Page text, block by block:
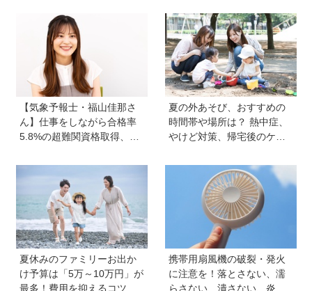
「退職しよう」と決意する
受験の反動からゲーム依存
症に。成績急降下から“いい
大学に入る”までの道のり
【慶應生よしださん｜前
編】
【気象予報士・福山佳那さ
ん】仕事をしながら合格率
5.8%の超難関資格取得、さ
できる場所」をつくってく
れた両親のもとで挑戦し続
ける心が育った
夏の外あそび、おすすめの
時間帯や場所は？ 熱中症、
やけど対策、帰宅後のケア
修】
夏休みのファミリーお出か
け予算は「5万～10万円」が
最多！費用を抑えるコツ
携帯用扇風機の破裂・発火
に注意を！落とさない、濡
らさない、潰さない、炎天